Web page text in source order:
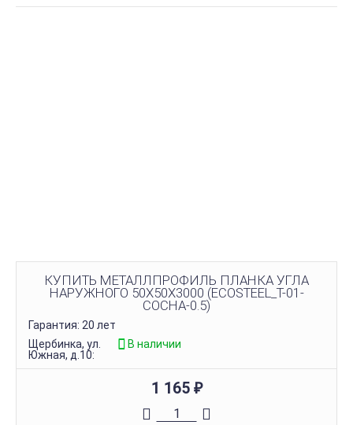
КУПИТЬ МЕТАЛЛПРОФИЛЬ ПЛАНКА УГЛА
НАРУЖНОГО 50Х50Х3000 (ECOSTEEL_T-01-
СОСНА-0.5)
Гарантия: 20 лет
Щербинка, ул.
Южная, д.10:
В наличии
1 165 ₽